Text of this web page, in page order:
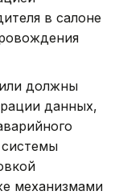
в салоне
должны
данных,
механизмами